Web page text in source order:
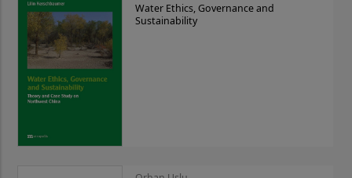
Water Ethics, Governance and
Sustainability